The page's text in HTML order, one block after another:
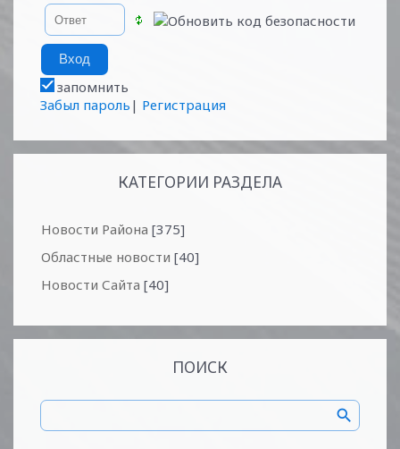
запомнить
Забыл пароль | Регистрация
КАТЕГОРИИ РАЗДЕЛА
Новости Района [375]
Областные новости [40]
Новости Сайта [40]
ПОИСК